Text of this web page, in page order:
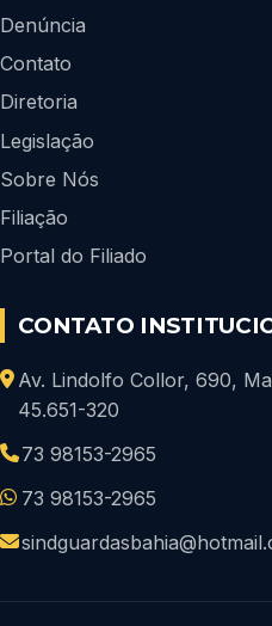
Denúncia
Contato
Diretoria
Legislação
Sobre Nós
Filiação
Portal do Filiado
CONTATO
Av. Lindolfo Collor, 690,
45.651-320
73 98153-2965
73 98153-2965